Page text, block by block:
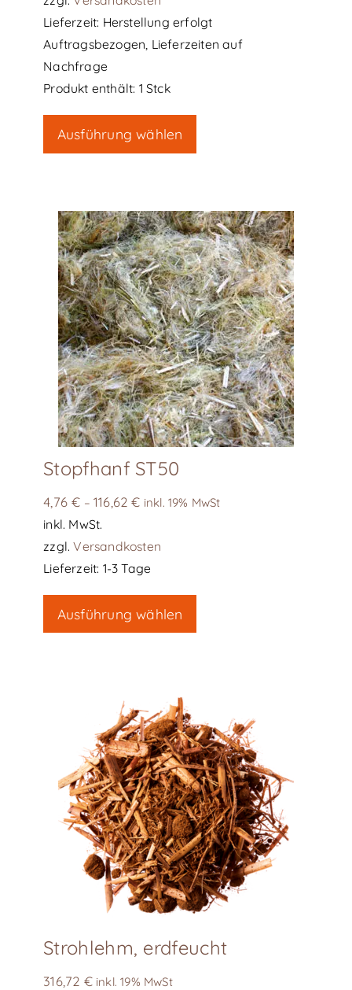
Lieferzeit: Herstellung erfolgt
Auftragsbezogen, Lieferzeiten auf
Nachfrage
Produkt enthält: 1 Stck
Ausführung wählen
Dieses
weist
Varianten
auf.
Die
Optionen
können
auf
der
Produktseite
gewählt
werden
Stopfhanf ST50
4,76€ –116,62€ inkl. 19% MwSt
inkl. MwSt.
zzgl.Versandkosten
Lieferzeit: 1-3 Tage
Ausführung wählen
Die
Optionen
können
auf
der
Produktseite
gewählt
werden
Strohlehm, erdfeucht
316,72 € inkl. 19% MwSt